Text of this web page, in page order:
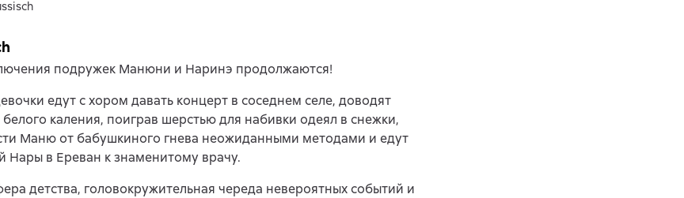
подружек Манюни и Наринэ продолжаются!
едут с хором давать концерт в соседнем селе, доводят
каления, поиграв шерстью для набивки одеял в снежки,
Маню от бабушкиного гнева неожиданными методами и едут
Нары в Ереван к знаменитому врачу.
детства, головокружительная череда невероятных событий и